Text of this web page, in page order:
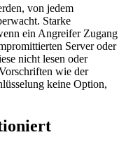
von jedem
Starke
ein Angreifer Zugang
Server oder
nicht lesen oder
wie der
keine Option,